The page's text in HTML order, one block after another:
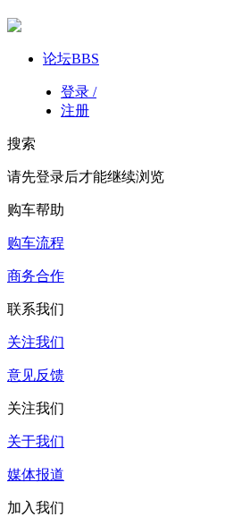
论坛BBS
登录 /
注册
搜索
请先登录后才能继续浏览
购车帮助
购车流程
商务合作
联系我们
关注我们
意见反馈
关注我们
关于我们
媒体报道
加入我们